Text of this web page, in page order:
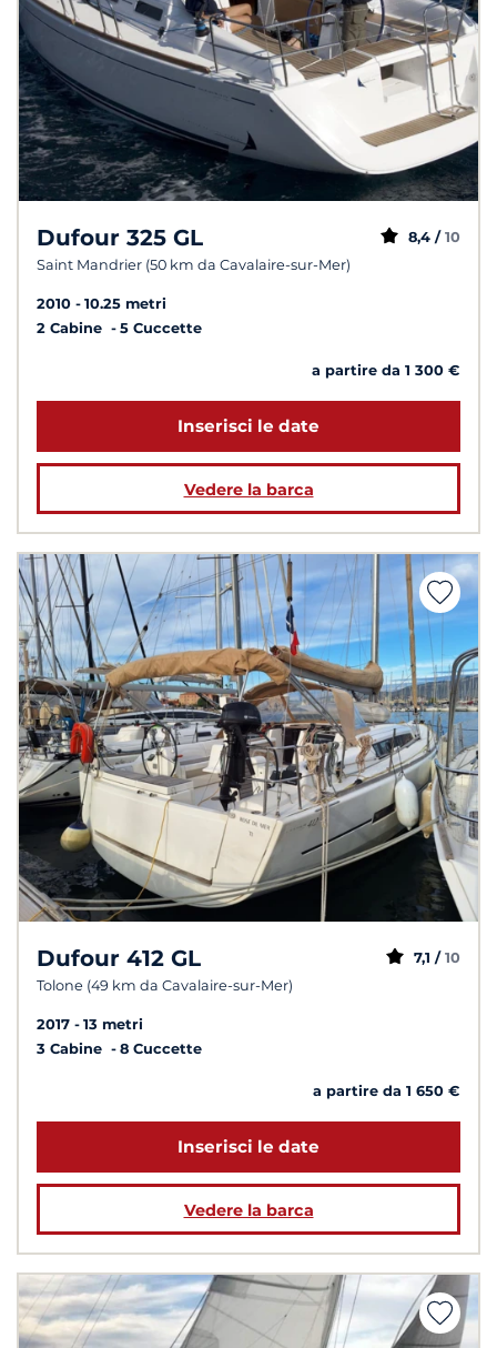
Dufour 325 GL
Saint Mandrier (50 km da Cavalaire-sur-Mer)
8,4 / 10
2010
10.25 metri
2 Cabine
5 Cuccette
a partire da 1 300 €
Inserisci le date
Vedere la barca
Dufour 412 GL
Tolone (49 km da Cavalaire-sur-Mer)
7,1 / 10
2017
13 metri
3 Cabine
8 Cuccette
a partire da 1 650 €
Inserisci le date
Vedere la barca